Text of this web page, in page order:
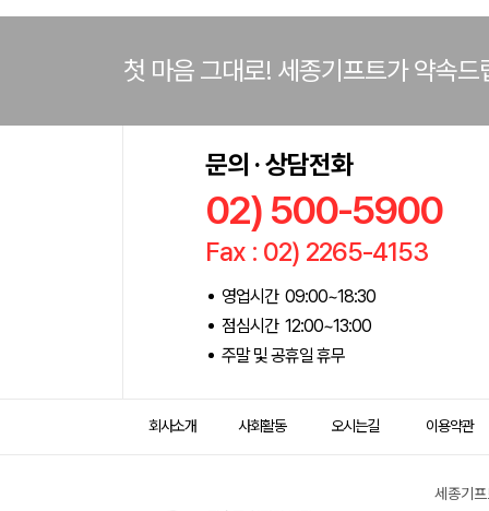
첫 마음 그대로! 세종기프트가 약속드
문의 · 상담전화
02) 500-5900
Fax : 02) 2265-4153
영업시간 09:00~18:30
점심시간 12:00~13:00
주말 및 공휴일 휴무
회사소개 사회활동 오시는길 이용약관
세종기